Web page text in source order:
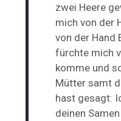
zwei Heere
mich von der
von der Hand
fürchte mich
komme und
Mütter samt
hast gesagt:
deinen